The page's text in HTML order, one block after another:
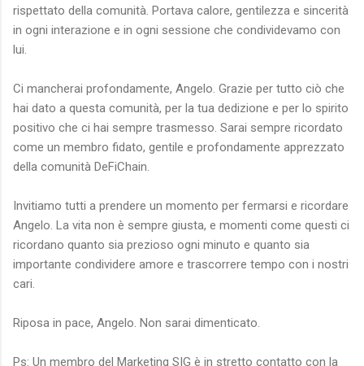
rispettato della comunità. Portava calore, gentilezza e sincerità
in ogni interazione e in ogni sessione che condividevamo con
lui.
Ci mancherai profondamente, Angelo. Grazie per tutto ciò che
hai dato a questa comunità, per la tua dedizione e per lo spirito
positivo che ci hai sempre trasmesso. Sarai sempre ricordato
come un membro fidato, gentile e profondamente apprezzato
della comunità DeFiChain.
Invitiamo tutti a prendere un momento per fermarsi e ricordare
Angelo. La vita non è sempre giusta, e momenti come questi ci
ricordano quanto sia prezioso ogni minuto e quanto sia
importante condividere amore e trascorrere tempo con i nostri
cari.
Riposa in pace, Angelo. Non sarai dimenticato.
Ps: Un membro del Marketing SIG è in stretto contatto con la